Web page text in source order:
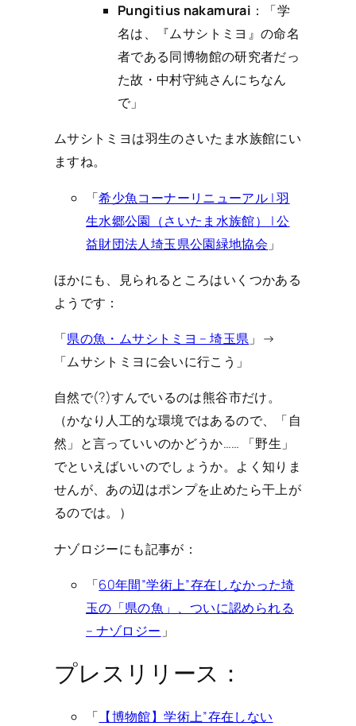
Pungitius nakamurai ：「学
名は、『ムサシトミヨ』の命名
者である同博物館の研究者だっ
た故・中村守純さんにちなん
で」
ムサシトミヨは羽生のさいたま水族館にい
ますね。
「希少魚コーナーリニューアル | 羽
生水郷公園（さいたま水族館） | 公
益財団法人埼玉県公園緑地協会 」
ほかにも、見られるところはいくつかある
ようです：
「県の魚・ムサシトミヨ – 埼玉県 」→
「ムサシトミヨに会いに行こう」
自然で(?)すんでいるのは熊谷市だけ。
（かなり人工的な環境ではあるので、「自
然」と言っていいのかどうか…… 「野生」
でといえばいいのでしょうか。よく知りま
せんが、あの辺はポンプを止めたら干上が
るのでは。）
ナゾロジーにも記事が：
「60年間”学術上”存在しなかった埼
玉の「県の魚」、ついに認められる
– ナゾロジー 」
プレスリリース：
「 【博物館】学術上”存在しない